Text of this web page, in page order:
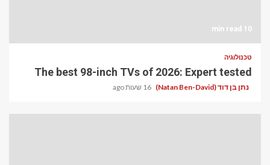
10 min read
טכנולוגיה
The best 98-inch TVs of 2026: Expert tested
נתן בן דוד (Natan Ben-David) 16 שעות ago